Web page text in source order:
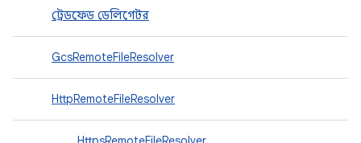
ট্রেডফেড ডেলিগেটর
GcsRemoteFileResolver
HttpRemoteFileResolver